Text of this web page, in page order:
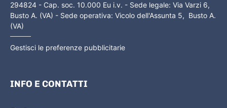
294824 - Cap. soc. 10.000 Eu i.v. - Sede legale: Via Varzi 6,
Busto A. (VA) - Sede operativa: Vicolo dell'Assunta 5, Busto A.
(VA)
Gestisci le preferenze pubblicitarie
INFO E CONTATTI